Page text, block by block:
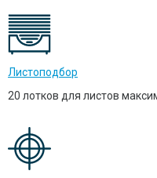
Листоподбор
20 лотков для листов